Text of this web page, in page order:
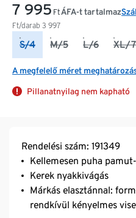
7 995 Ft
Ft/darab 3 997
ÁFA-t tartalmaz
S/4 M/5 L/6 XL/7
A megfelelő méret
Pillanatnyilag nem kapható
Rendelési szám: 191349
Kellemesen puha
Kerek nyakkivágás
Márkás elasztánnal:
rendkívül kényelmes